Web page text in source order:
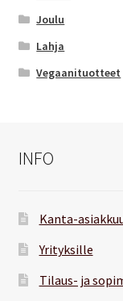
Joulu
Lahja
Vegaanituotteet
INFO
Kanta-
Yrityksille
Tilaus- ja